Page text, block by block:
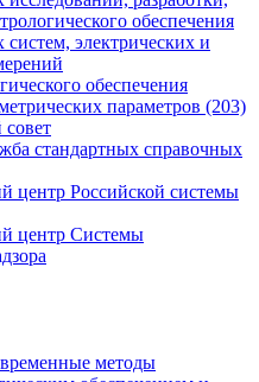
обеспечения
систем, электрических и
обеспечения
параметров (203)
стандартных справочных
центр Российской системы
центр Системы
методы